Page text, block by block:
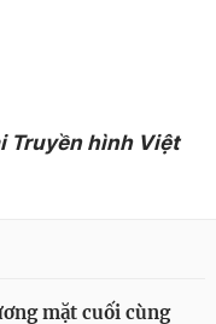
Truyền hình Việt
mặt cuối cùng